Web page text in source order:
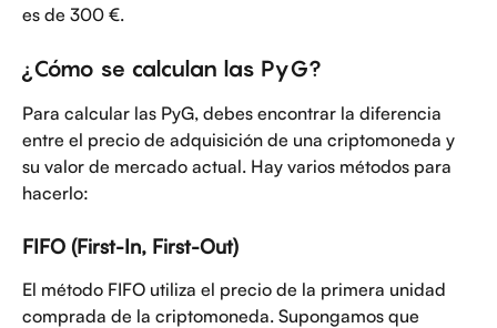
es de 300 €.
¿Cómo se calculan las PyG?
Para calcular las PyG, debes encontrar la diferencia
entre el precio de adquisición de una criptomoneda y
su valor de mercado actual. Hay varios métodos para
hacerlo:
FIFO (First-In, First-Out)
El método FIFO utiliza el precio de la primera unidad
comprada de la criptomoneda. Supongamos que